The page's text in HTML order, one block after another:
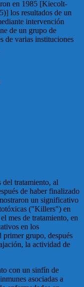
en 1985 [Kiecolt-
los resultados de un
intervención
de un grupo de
de varias instituciones
del tratamiento, al
de haber finalizado
un significativo
("Killers") en
mes de tratamiento, en
en los
primer grupo, después
la actividad de
con un sinfín de
asociadas a